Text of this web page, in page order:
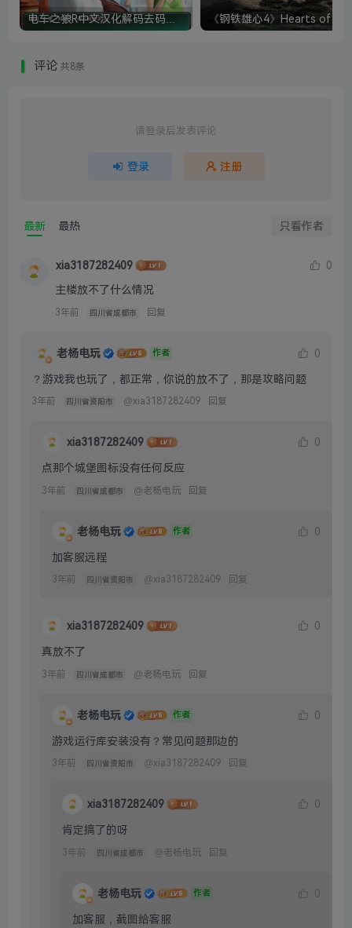
评论 共8条
请登录后发表评论
登录 注册
最新 最热 只看作者
xia3187282409
0
主楼放不了什么情况
3年前 四川省成都市 回复
老杨电玩 作者 0
？游戏我也玩了，都正常，你说的放不了，那是攻略问题
3年前 四川省资阳市 @xia3187282409 回复
xia3187282409 0
点那个城堡图标没有任何反应
3年前 四川省成都市 @老杨电玩 回复
老杨电玩 作者 0
加客服远程
3年前 四川省资阳市 @xia3187282409 回复
xia3187282409 0
真放不了
3年前 四川省成都市 @老杨电玩 回复
老杨电玩 作者 0
游戏运行库安装没有？常见问题那边的
3年前 四川省资阳市 @xia3187282409 回复
xia3187282409 0
肯定搞了的呀
3年前 四川省成都市 @老杨电玩 回复
老杨电玩 作者 0
加客服，截图给客服